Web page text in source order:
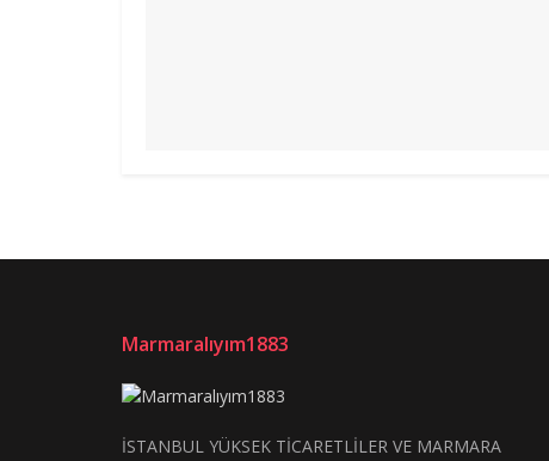
Marmaralıyım1883
İSTANBUL YÜKSEK TİCARETLİLER VE MARMARA